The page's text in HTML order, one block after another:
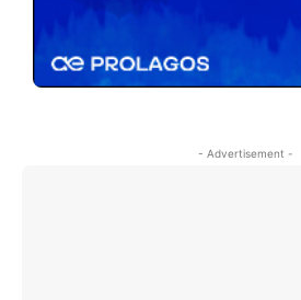
- Advertisement -